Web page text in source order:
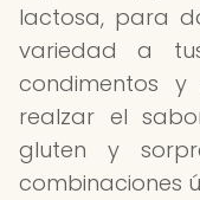
lactosa, para
variedad a
condimentos
realzar el
gluten y
combinaciones